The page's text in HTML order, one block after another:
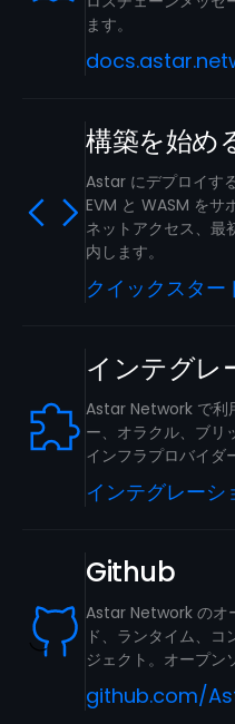
ます。
構築を始め
Astar にデプロイす
EVM と WASM をサ
ネットアクセス、最
内します。
クイックスター
インテグレ
Astar Network で利
ー、オラクル、ブリ
インフラプロバイダ
インテグレーシ
Github
Astar Network のオ
ド、ランタイム、
ジェクト。オープン
github.com/